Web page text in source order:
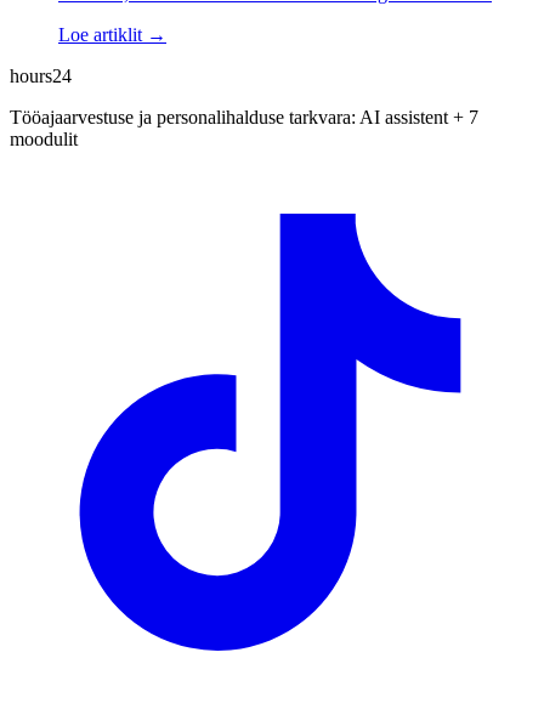
Loe artiklit →
hours24
Tööajaarvestuse ja personalihalduse tarkvara: AI assistent + 7
moodulit